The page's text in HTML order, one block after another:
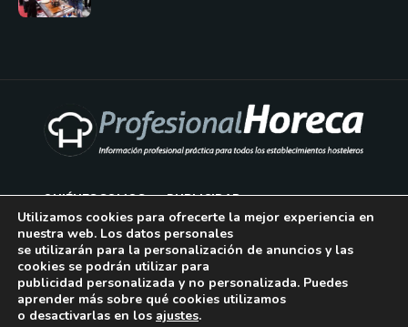
QUIÉNES SOMOS PUBLICIDAD
AVISO LEGAL
POLÍTICA DE COOKIES
POLÍTICA DE PRIVACIDAD
Utilizamos cookies para ofrecerte la mejor experiencia en
nuestra web. Los datos personales
se utilizarán para la personalización de anuncios y las
cookies se podrán utilizar para
publicidad personalizada y no personalizada. Puedes
aprender más sobre qué cookies utilizamos
o desactivarlas en los ajustes.